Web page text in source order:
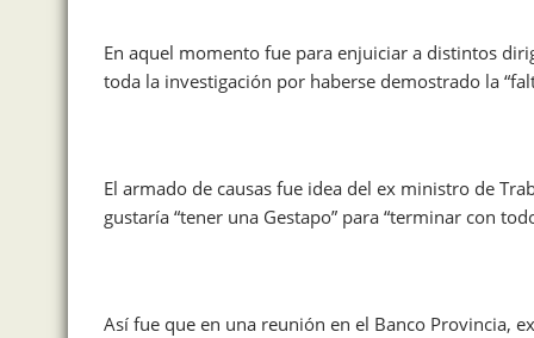
En aquel momento fue para enjuiciar a distintos
toda la investigación por haberse demostrado la
El armado de causas fue idea del ex ministro de
gustaría “tener una Gestapo” para “terminar con
Así fue que en una reunión en el Banco Provincia,